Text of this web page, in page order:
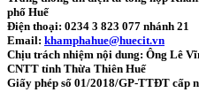
phố Huế
Điện thoại: 0234 3 823 077 nhánh 21
Email: khamphahue@huecit.vn
Chịu trách nhiệm nội dung: Ông Lê
CNTT tỉnh Thừa Thiên Huế
Giấy phép số 01/2018/GP-TTĐT cấp